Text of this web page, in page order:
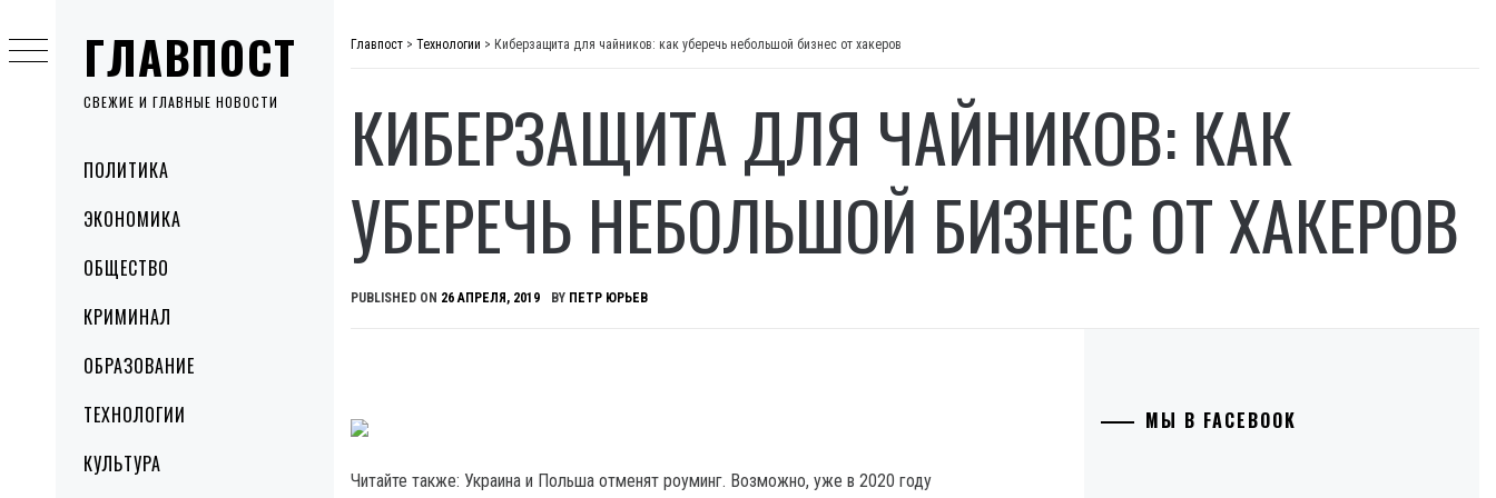
ГЛАВПОСТ
СВЕЖИЕ И ГЛАВНЫЕ НОВОСТИ
MenuПОЛИТИКА
ЭКОНОМИКА
ОБЩЕСТВО
КРИМИНАЛ
ОБРАЗОВАНИЕ
ТЕХНОЛОГИИ
КУЛЬТУРА
to
content
Главпост > Технологии > Киберзащита для чайников: как уберечь небольшой бизнес от хакеров
КИБЕРЗАЩИТА ДЛЯ ЧАЙНИКОВ: КАК
УБЕРЕЧЬ НЕБОЛЬШОЙ БИЗНЕС ОТ ХАКЕРОВ
PUBLISHED ON 26 АПРЕЛЯ, 2019 BY ПЕТР ЮРЬЕВ
Читайте также: Украина и Польша отменят роуминг. Возможно, уже в 2020 году
МЫ В FACEBOOK